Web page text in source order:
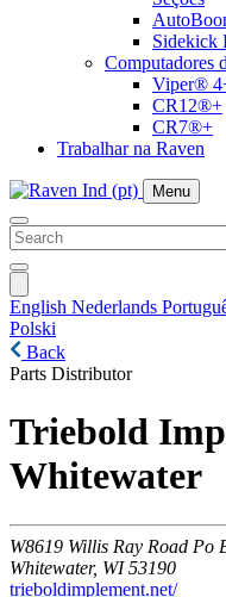
Sidekick
Computadores
Viper®
CR12®+
CR7®+
Trabalhar na Raven
Menu
English Nederlands
Polski
Back
Parts Distributor
Triebold
Whitewater
W8619 Willis Ray Road Po
Whitewater, WI 53190
trieboldimplement.net/